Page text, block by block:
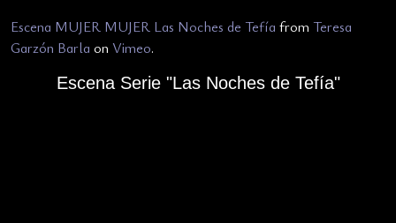
Escena MUJER MUJER Las Noches de Tefía from Teresa
Garzón Barla on Vimeo.
Escena Serie "Las Noches de Tefía"